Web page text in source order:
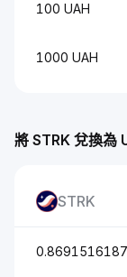
將 STRK 兌換為
STRK
100 UAH
1000 UAH